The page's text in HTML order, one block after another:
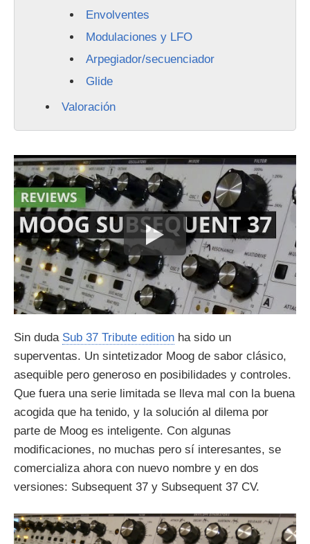
Envolventes
Modulaciones y LFO
Arpegiador/secuenciador
Glide
Valoración
Sin duda Sub 37 Tribute edition ha sido un
superventas. Un sintetizador Moog de sabor clásico,
asequible pero generoso en posibilidades y controles.
Que fuera una serie limitada se lleva mal con la buena
acogida que ha tenido, y la solución al dilema por
parte de Moog es inteligente. Con algunas
modificaciones, no muchas pero sí interesantes, se
comercializa ahora con nuevo nombre y en dos
versiones: Subsequent 37 y Subsequent 37 CV.